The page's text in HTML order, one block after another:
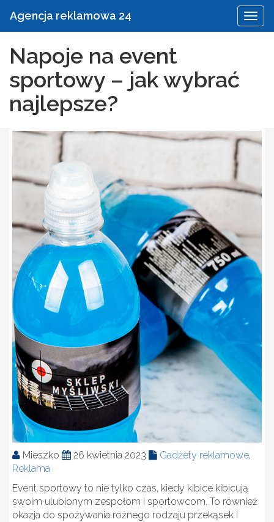
Agencja reklamowa 24
Napoje na event
sportowy – jak wybrać
najlepsze?
Mieszko 26 kwietnia 2023 Gadżety reklamowe,
Reklama
Event sportowy to nie tylko czas, kiedy kibice kibicują
swoim ulubionym zespołom i sportowcom. To również
okazja do spożywania różnego rodzaju przekąsek i